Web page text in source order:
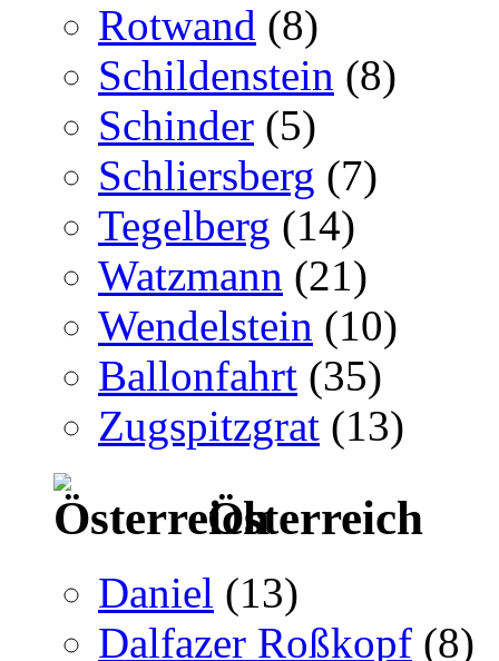
Rotwand (8)
Schildenstein (8)
Schinder (5)
Schliersberg (7)
Tegelberg (14)
Watzmann (21)
Wendelstein (10)
Ballonfahrt (35)
Zugspitzgrat (13)
Österreich
Daniel (13)
Dalfazer Roßkopf (8)